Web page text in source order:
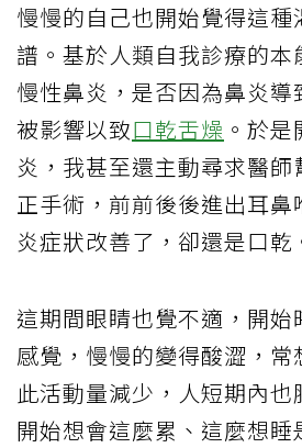
慢慢的自己也開始覺得這種
譜。基於人類自我診療的本
慢性鼻炎，是否因為鼻炎
被影響以致口乾舌燥 。於
炎，我甚至還主動尋求醫師
正手術，前前後後進出耳鼻
炎症狀改善了，卻還是口乾
這期間眼睛也覺不適，開始
感覺，慢慢的變得酸澀，常
此活動量減少，人短期內也
開始想會這麼累、這麼想睡